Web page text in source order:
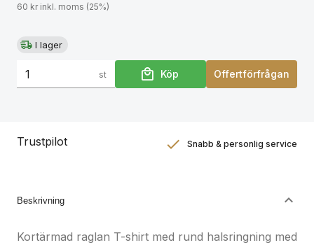
60 kr inkl. moms (25%)
I lager
st Köp Offertförfrågan
Trustpilot Snabb & personlig service
Beskrivning
Kortärmad raglan T-shirt med rund halsringning med